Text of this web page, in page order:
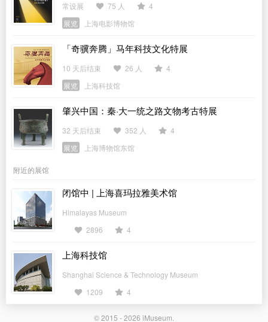
常设展 75 人
4
展览
上海电影博物馆
「奇骥奔腾」马年科技文化特展
10 天后结束 26 人
4
展览
上海科技馆
肇兴中国：秦·大一统之路文物考古特展
32 天后结束 352 人
4
展览
上海博物馆东馆
附近的展馆
闭馆中 | 上海喜玛拉雅美术馆
Himalayas Museum
2896
4
上海科技馆
Shanghai Science & Technology Museum
1209
4
© 2015 - 2026 iMuseum